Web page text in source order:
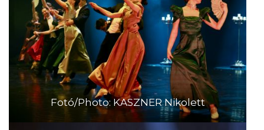
Fotó/Photo: KASZNER Nikolett